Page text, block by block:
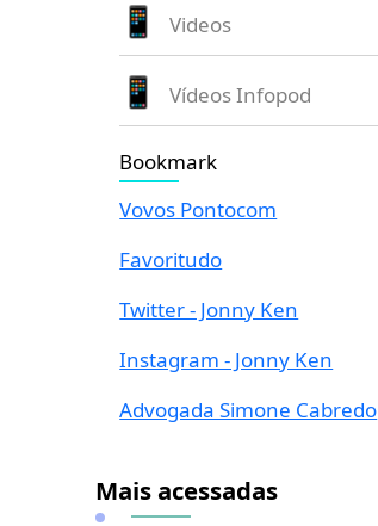
Videos
Vídeos Infopod
Bookmark
Vovos Pontocom
Favoritudo
Twitter - Jonny Ken
Instagram - Jonny Ken
Advogada Simone Cabredo
Mais acessadas